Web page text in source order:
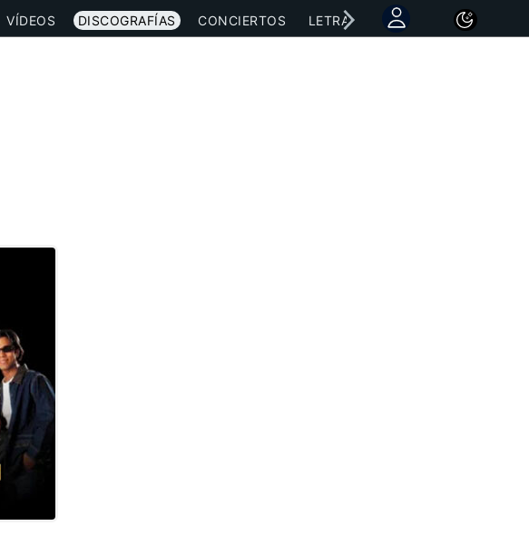
VÍDEOS DISCOGRAFÍAS CONCIERTOS LETRAS NOTICIAS